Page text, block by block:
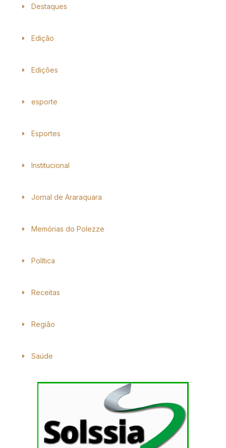
Destaques
Edição
Edições
esporte
Esportes
Institucional
Jornal de Araraquara
Memórias do Polezze
Política
Receitas
Região
Saúde